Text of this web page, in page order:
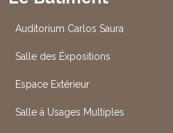
Auditorium Carlos Saura
Salle des Éxpositions
Espace Extérieur
Salle à Usages Multiples